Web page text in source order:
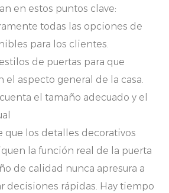
en estos puntos clave:
todas las opciones de
para los clientes.
de puertas para que
el aspecto general de la casa.
el tamaño adecuado y el
que los detalles decorativos
la función real de la puerta
de calidad nunca apresura a
decisiones rápidas. Hay tiempo